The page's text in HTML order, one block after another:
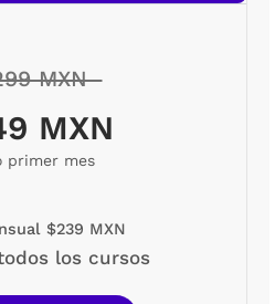
MXN
MXN
primer mes
$239 MXN
los cursos